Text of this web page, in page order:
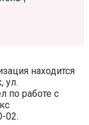
находится
ул.
по работе с
02.